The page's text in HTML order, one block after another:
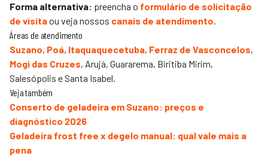
Forma alternativa: preencha o formulário de solicitação
de visitaou veja nossos canais de atendimento.
Áreas de atendimento
Suzano, Poá, Itaquaquecetuba, Ferraz de Vasconcelos,
Mogi das Cruzes, Arujá, Guararema, Biritiba Mirim,
Salesópolis e Santa Isabel.
Veja também
Conserto de geladeira em Suzano: preços e
diagnóstico 2026
Geladeira frost free x degelo manual: qual vale mais a
pena